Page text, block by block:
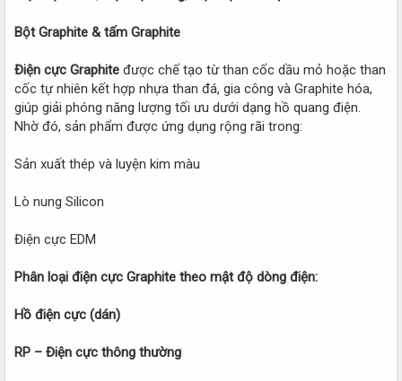
Bột Graphite & tấm Graphite
Điện cực Graphite được chế tạo từ than cốc dầu mỏ hoặc than
cốc tự nhiên kết hợp nhựa than đá, gia công và Graphite hóa,
giúp giải phóng năng lượng tối ưu dưới dạng hồ quang điện.
Nhờ đó, sản phẩm được ứng dụng rộng rãi trong:
Sản xuất thép và luyện kim màu
Lò nung Silicon
Điện cực EDM
Phân loại điện cực Graphite theo mật độ dòng điện:
Hồ điện cực (dán)
RP – Điện cực thông thường